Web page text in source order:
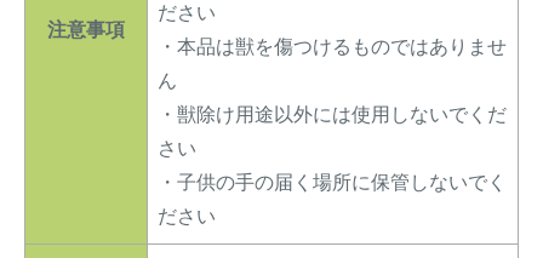
注意事項
ださい
・本品は獣を傷つけるものではありませ
ん
・獣除け用途以外には使用しないでくだ
さい
・子供の手の届く場所に保管しないでく
ださい